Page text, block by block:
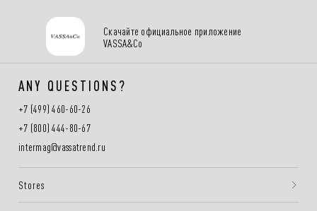
Скачайте официальное приложение
VASSA&Co
ANY QUESTIONS?
+7 (499) 460-60-26
+7 (800) 444-80-67
intermag@vassatrend.ru
Stores